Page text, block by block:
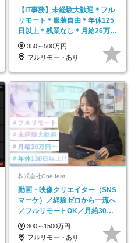
【IT事務】未経験大歓迎＊フル
リモート＊服装自由＊年休125
日以上＊残業なし＊月給26万円
以上
350～500万円
フルリモートあり
株式会社One feat.
動画・映像クリエイター（SNS
マーケ）／経験ゼロから一流へ
／フルリモートOK／月給30万
円～／年休130日以上
300～1500万円
フルリモートあり